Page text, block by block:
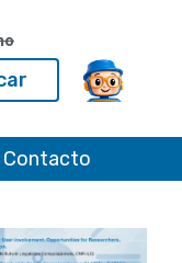
Contacto